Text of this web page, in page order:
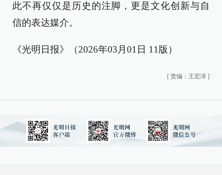
此不再仅仅是历史的注脚，更是文化创新与自
信的表达媒介。
《光明日报》（2026年03月01日 11版）
[ 责编：王宏泽 ]